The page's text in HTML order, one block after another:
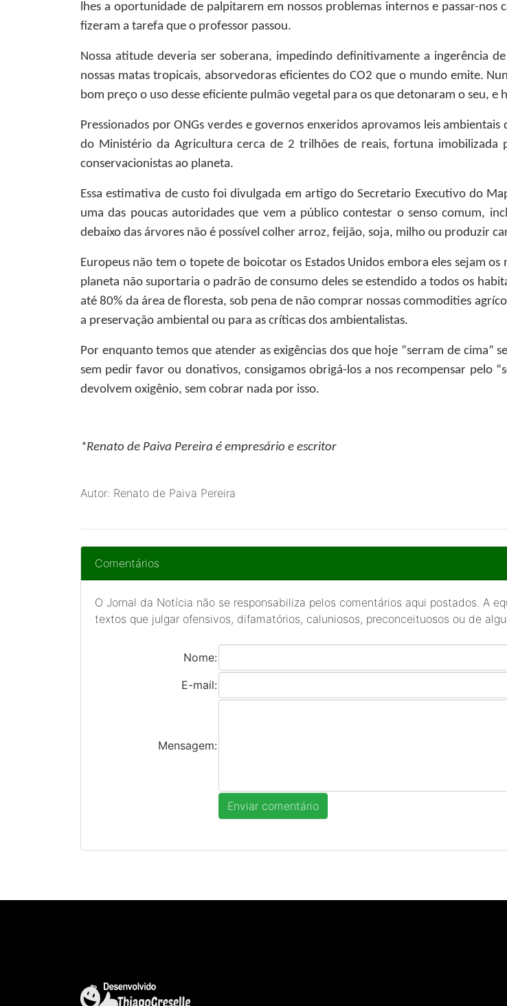
lhes a oportunidade de palpitarem em nossos problemas internos e passar-
fizeram a tarefa que o professor passou.
Nossa atitude deveria ser soberana, impedindo definitivamente a ingerência
nossas matas tropicais, absorvedoras eficientes do CO2 que o mundo emite.
bom preço o uso desse eficiente pulmão vegetal para os que detonaram o seu,
Pressionados por ONGs verdes e governos enxeridos aprovamos leis
do Ministério da Agricultura cerca de 2 trilhões de reais, fortuna imobilizada
conservacionistas ao planeta.
Essa estimativa de custo foi divulgada em artigo do Secretario Executivo do
uma das poucas autoridades que vem a público contestar o senso comum,
debaixo das árvores não é possível colher arroz, feijão, soja, milho ou produzir
Europeus não tem o topete de boicotar os Estados Unidos embora eles sejam
planeta não suportaria o padrão de consumo deles se estendido a todos os
até 80% da área de floresta, sob pena de não comprar nossas commodities
a preservação ambiental ou para as críticas dos ambientalistas.
Por enquanto temos que atender as exigências dos que hoje “serram de cima”
sem pedir favor ou donativos, consigamos obrigá-los a nos recompensar pelo
devolvem oxigênio, sem cobrar nada por isso.
*Renato de Paiva Pereira é empresário e escritor
Autor: Renato de Paiva Pereira
Comentários
O Jornal da Notícia não se responsabiliza pelos comentários aqui postados. A
textos que julgar ofensivos, difamatórios, caluniosos, preconceituosos ou de
Nome:
E-mail:
Mensagem: